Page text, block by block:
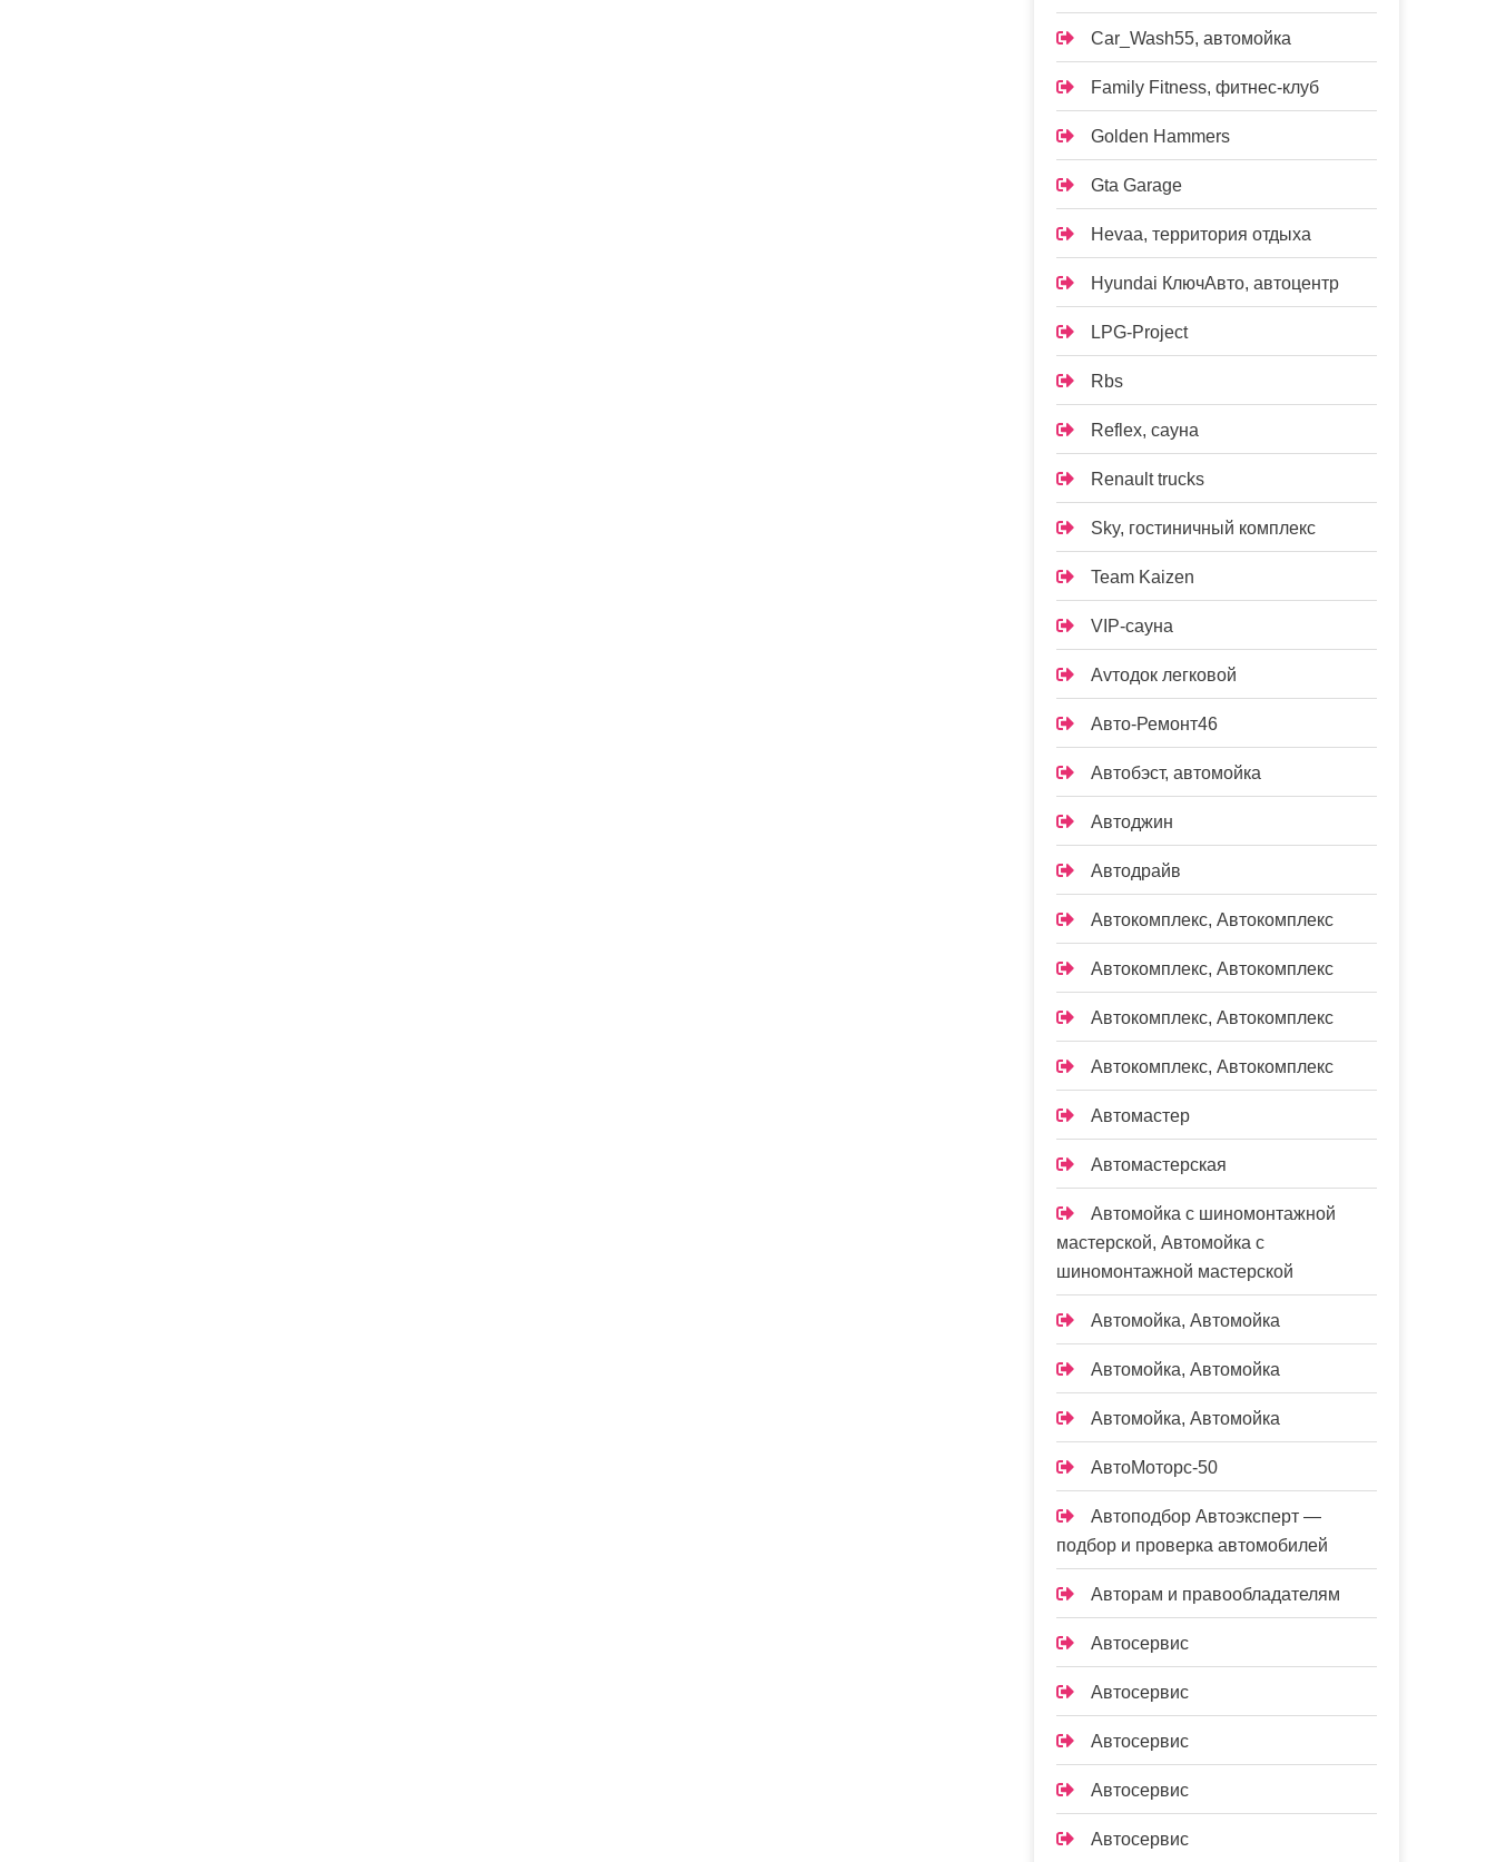
Car_Wash55, автомойка
Family Fitness, фитнес-клуб
Golden Hammers
Gta Garage
Hevaa, территория отдыха
Hyundai КлючАвто, автоцентр
LPG-Project
Rbs
Reflex, сауна
Renault trucks
Sky, гостиничный комплекс
Team Kaizen
VIP-сауна
Аvтодок легковой
Авто-Ремонт46
Автобэст, автомойка
Автоджин
Автодрайв
Автокомплекс, Автокомплекс
Автокомплекс, Автокомплекс
Автокомплекс, Автокомплекс
Автокомплекс, Автокомплекс
Автомастер
Автомастерская
Автомойка с шиномонтажной
мастерской, Автомойка с
шиномонтажной мастерской
Автомойка, Автомойка
Автомойка, Автомойка
Автомойка, Автомойка
АвтоМоторс-50
Автоподбор Автоэксперт —
подбор и проверка автомобилей
Авторам и правообладателям
Автосервис
Автосервис
Автосервис
Автосервис
Автосервис